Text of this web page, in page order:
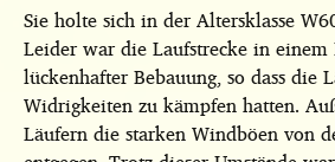
Sie holte sich in der Altersklasse
Leider war die Laufstrecke in
lückenhafter Bebauung, so dass die
Widrigkeiten zu kämpfen hatten.
Läufern die starken Windböen von